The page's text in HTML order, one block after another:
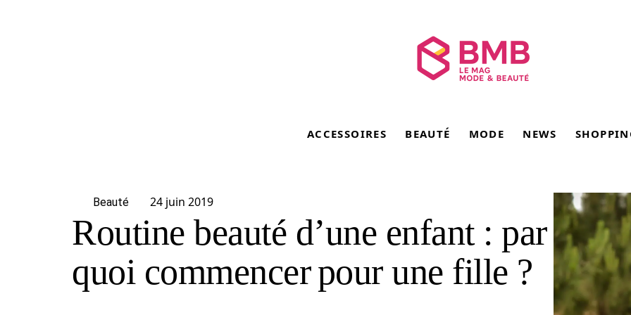
ACCESSOIRES BEAUTÉ MODE NEWS
Beauté 24 juin 2019
Routine beauté d’une enfant : par
quoi commencer pour une fille ?